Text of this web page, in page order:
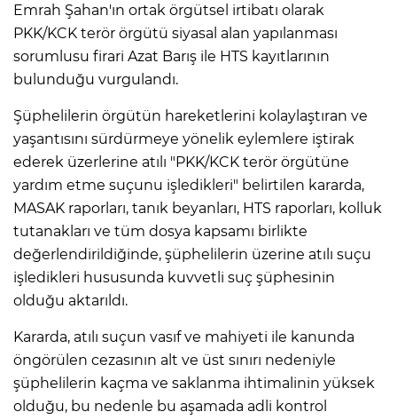
Emrah Şahan'ın ortak örgütsel irtibatı olarak
PKK/KCK terör örgütü siyasal alan yapılanması
sorumlusu firari Azat Barış ile HTS kayıtlarının
bulunduğu vurgulandı.
Şüphelilerin örgütün hareketlerini kolaylaştıran ve
yaşantısını sürdürmeye yönelik eylemlere iştirak
ederek üzerlerine atılı "PKK/KCK terör örgütüne
yardım etme suçunu işledikleri" belirtilen kararda,
MASAK raporları, tanık beyanları, HTS raporları, kolluk
tutanakları ve tüm dosya kapsamı birlikte
değerlendirildiğinde, şüphelilerin üzerine atılı suçu
işledikleri hususunda kuvvetli suç şüphesinin
olduğu aktarıldı.
Kararda, atılı suçun vasıf ve mahiyeti ile kanunda
öngörülen cezasının alt ve üst sınırı nedeniyle
şüphelilerin kaçma ve saklanma ihtimalinin yüksek
olduğu, bu nedenle bu aşamada adli kontrol